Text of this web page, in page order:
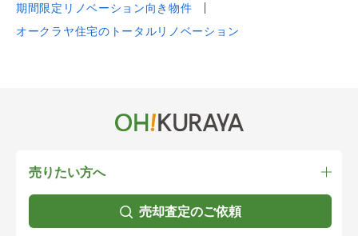
期間限定リノベーション向き物件
オークラヤ住宅のトータルリノベーション
売りたい方へ
売却査定のご依頼